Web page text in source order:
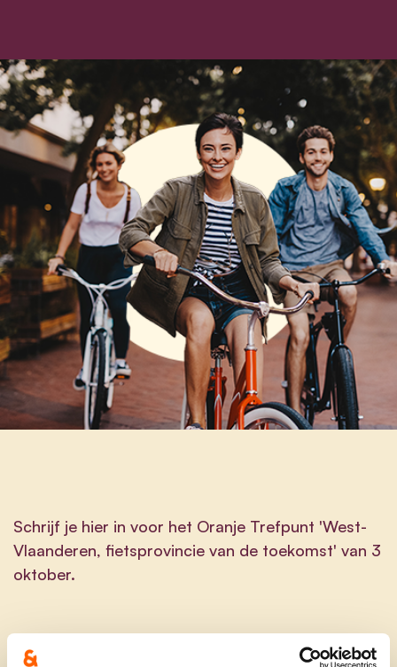
Schrijf je hier in voor het Oranje Trefpunt 'West-
Vlaanderen, fietsprovincie van de toekomst' van 3
oktober.